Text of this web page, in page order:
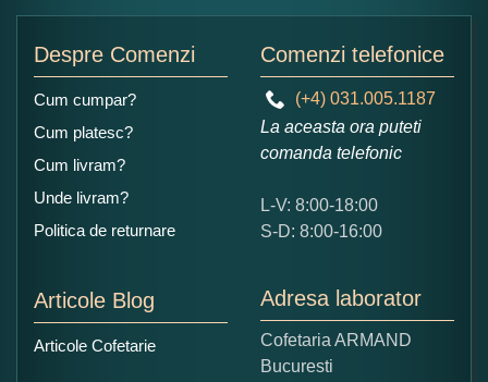
Ce nota acordati acestui produs?
5
Copiati alaturi numarul din imagine:
Despre Comenzi
Cum cumpar?
Cum platesc?
Cum livram?
Unde livram?
Politica de returnare
Articole Blog
Articole Cofetarie
Comenzi telefonice
(+4) 031.005.1187
La aceasta ora puteti
comanda telefonic
L-V: 8:00-18:00
S-D: 8:00-16:00
Adresa laborator
Cofetaria ARMAND
Bucuresti